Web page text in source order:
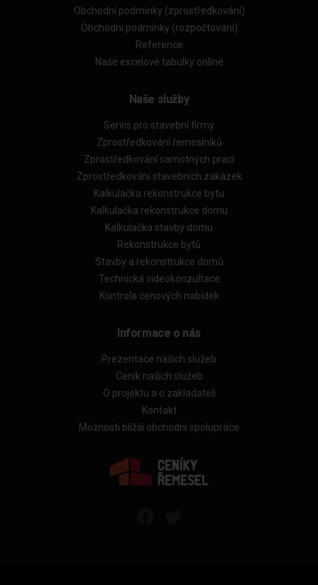
Obchodní podmínky (zprostředkování)
Obchodní podmínky (rozpočtování)
Reference
Naše excelové tabulky online
Naše služby
Servis pro stavební firmy
Zprostředkování řemeslníků
Zprostředkování samotných prací
Zprostředkování stavebních zakázek
Kalkulačka rekonstrukce bytu
Kalkulačka rekonstrukce domu
Kalkulačka stavby domu
Rekonstrukce bytů
Stavby a rekonstrukce domů
Technická videokonzultace
Kontrola cenových nabídek
Informace o nás
Prezentace našich služeb
Ceník našich služeb
O projektu a o zakladateli
Kontakt
Možnosti bližší obchodní spolupráce